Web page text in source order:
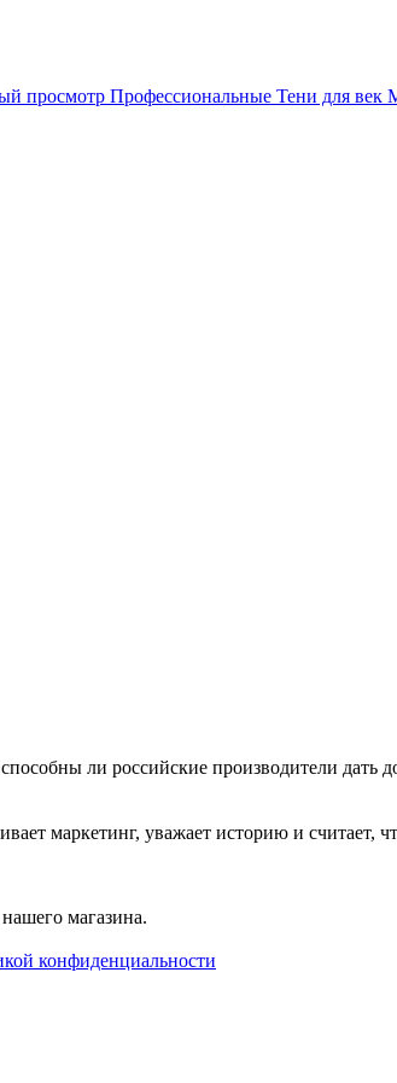
просмотр Профессиональные Тени для век
ли российские производители
маркетинг, уважает историю и считает,
магазина.
конфиденциальности